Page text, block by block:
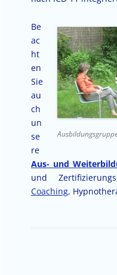
Be
ac
ht
en
Sie
au
ch
un
se
re
Aus- und
und
Coaching,